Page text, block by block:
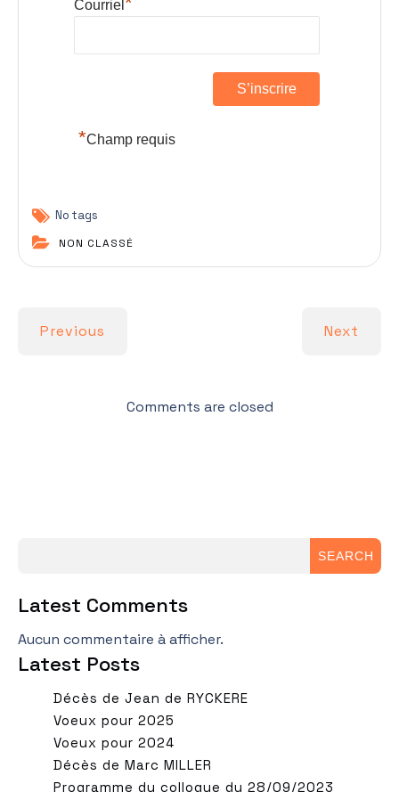
Courriel
*Champ requis
No tags
NON CLASSÉ
Previous Next
Comments are closed
SEARCH
Latest Comments
Aucun commentaire à afficher.
Latest Posts
Décès de Jean de RYCKERE
Voeux pour 2025
Voeux pour 2024
Décès de Marc MILLER
Programme du colloque du 28/09/2023